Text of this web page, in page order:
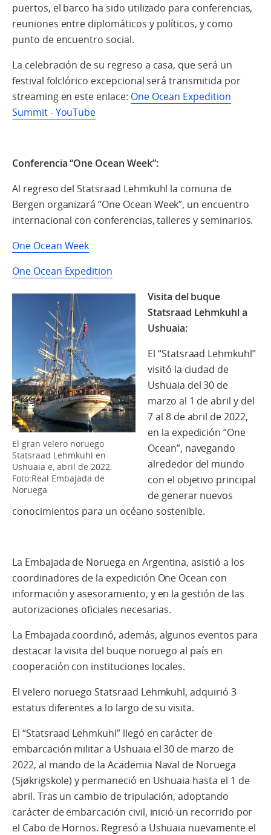
puertos, el barco ha sido utilizado para conferencias,
reuniones entre diplomáticos y políticos, y como
punto de encuentro social.
La celebración de su regreso a casa, que será un
festival folclórico excepcional será transmitida por
streaming en este enlace: One Ocean Expedition
Summit - YouTube
Conferencia “One Ocean Week”:
Al regreso del Statsraad Lehmkuhl la comuna de
Bergen organizará “One Ocean Week”, un encuentro
internacional con conferencias, talleres y seminarios.
One Ocean Week
One Ocean Expedition
El gran velero noruego
Statsraad Lehmkuhl en
Ushuaia e, abril de 2022.
Foto:Real Embajada de
Noruega
Visita del buque
Statsraad Lehmkuhl a
Ushuaia:
El “Statsraad Lehmkuhl”
visitó la ciudad de
Ushuaia del 30 de
marzo al 1 de abril y del
7 al 8 de abril de 2022,
en la expedición “One
Ocean”, navegando
alrededor del mundo
con el objetivo principal
de generar nuevos
conocimientos para un océano sostenible.
La Embajada de Noruega en Argentina, asistió a los
coordinadores de la expedición One Ocean con
información y asesoramiento, y en la gestión de las
autorizaciones oficiales necesarias.
La Embajada coordinó, además, algunos eventos para
destacar la visita del buque noruego al país en
cooperación con instituciones locales.
El velero noruego Statsraad Lehmkuhl, adquirió 3
estatus diferentes a lo largo de su visita.
El “Statsraad Lehmkuhl” llegó en carácter de
embarcación militar a Ushuaia el 30 de marzo de
2022, al mando de la Academia Naval de Noruega
(Sjøkrigskole) y permaneció en Ushuaia hasta el 1 de
abril. Tras un cambio de tripulación, adoptando
carácter de embarcación civil, inició un recorrido por
el Cabo de Hornos. Regresó a Ushuaia nuevamente el